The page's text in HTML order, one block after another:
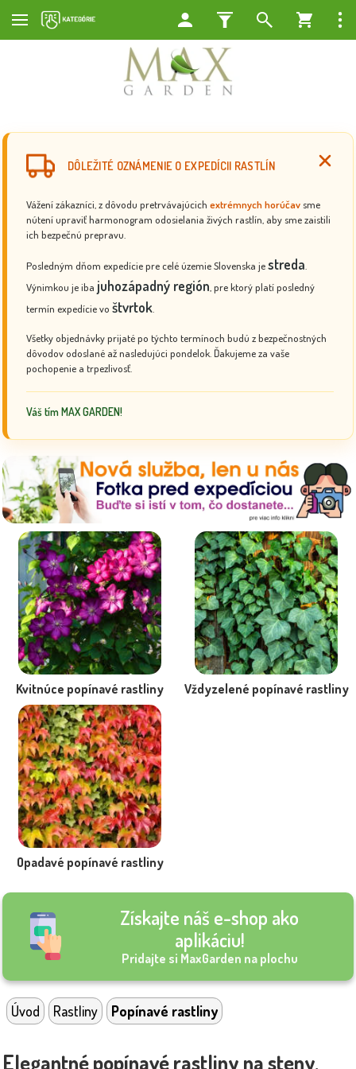
DÔLEŽITÉ OZNÁMENIE O EXPEDÍCII RASTLÍN
Vážení zákazníci, z dôvodu pretrvávajúcich extrémnych horúčav sme
nútení upraviť harmonogram odosielania živých rastlín, aby sme zaistili
ich bezpečnú prepravu.
Posledným dňom expedície pre celé územie Slovenska jestreda
Výnimkou je iba juhozápadný región , pre ktorý platí posledný
termín expedície vo štvrtok
Všetky objednávky prijaté po týchto termínoch budú z bezpečnostných
dôvodov odoslané až nasledujúci pondelok. Ďakujeme za vaše
pochopenie a trpezlivosť.
Váš tím MAX GARDEN!
Kvitnúce popínavé rastliny Vždyzelené popínavé rastliny
Opadavé popínavé rastliny
Získajte náš e-shop ako
aplikáciu!
Pridajte si MaxGarden na plochu
Úvod Rastliny Popínavé rastliny
Elegantné popínavé rastliny na steny,